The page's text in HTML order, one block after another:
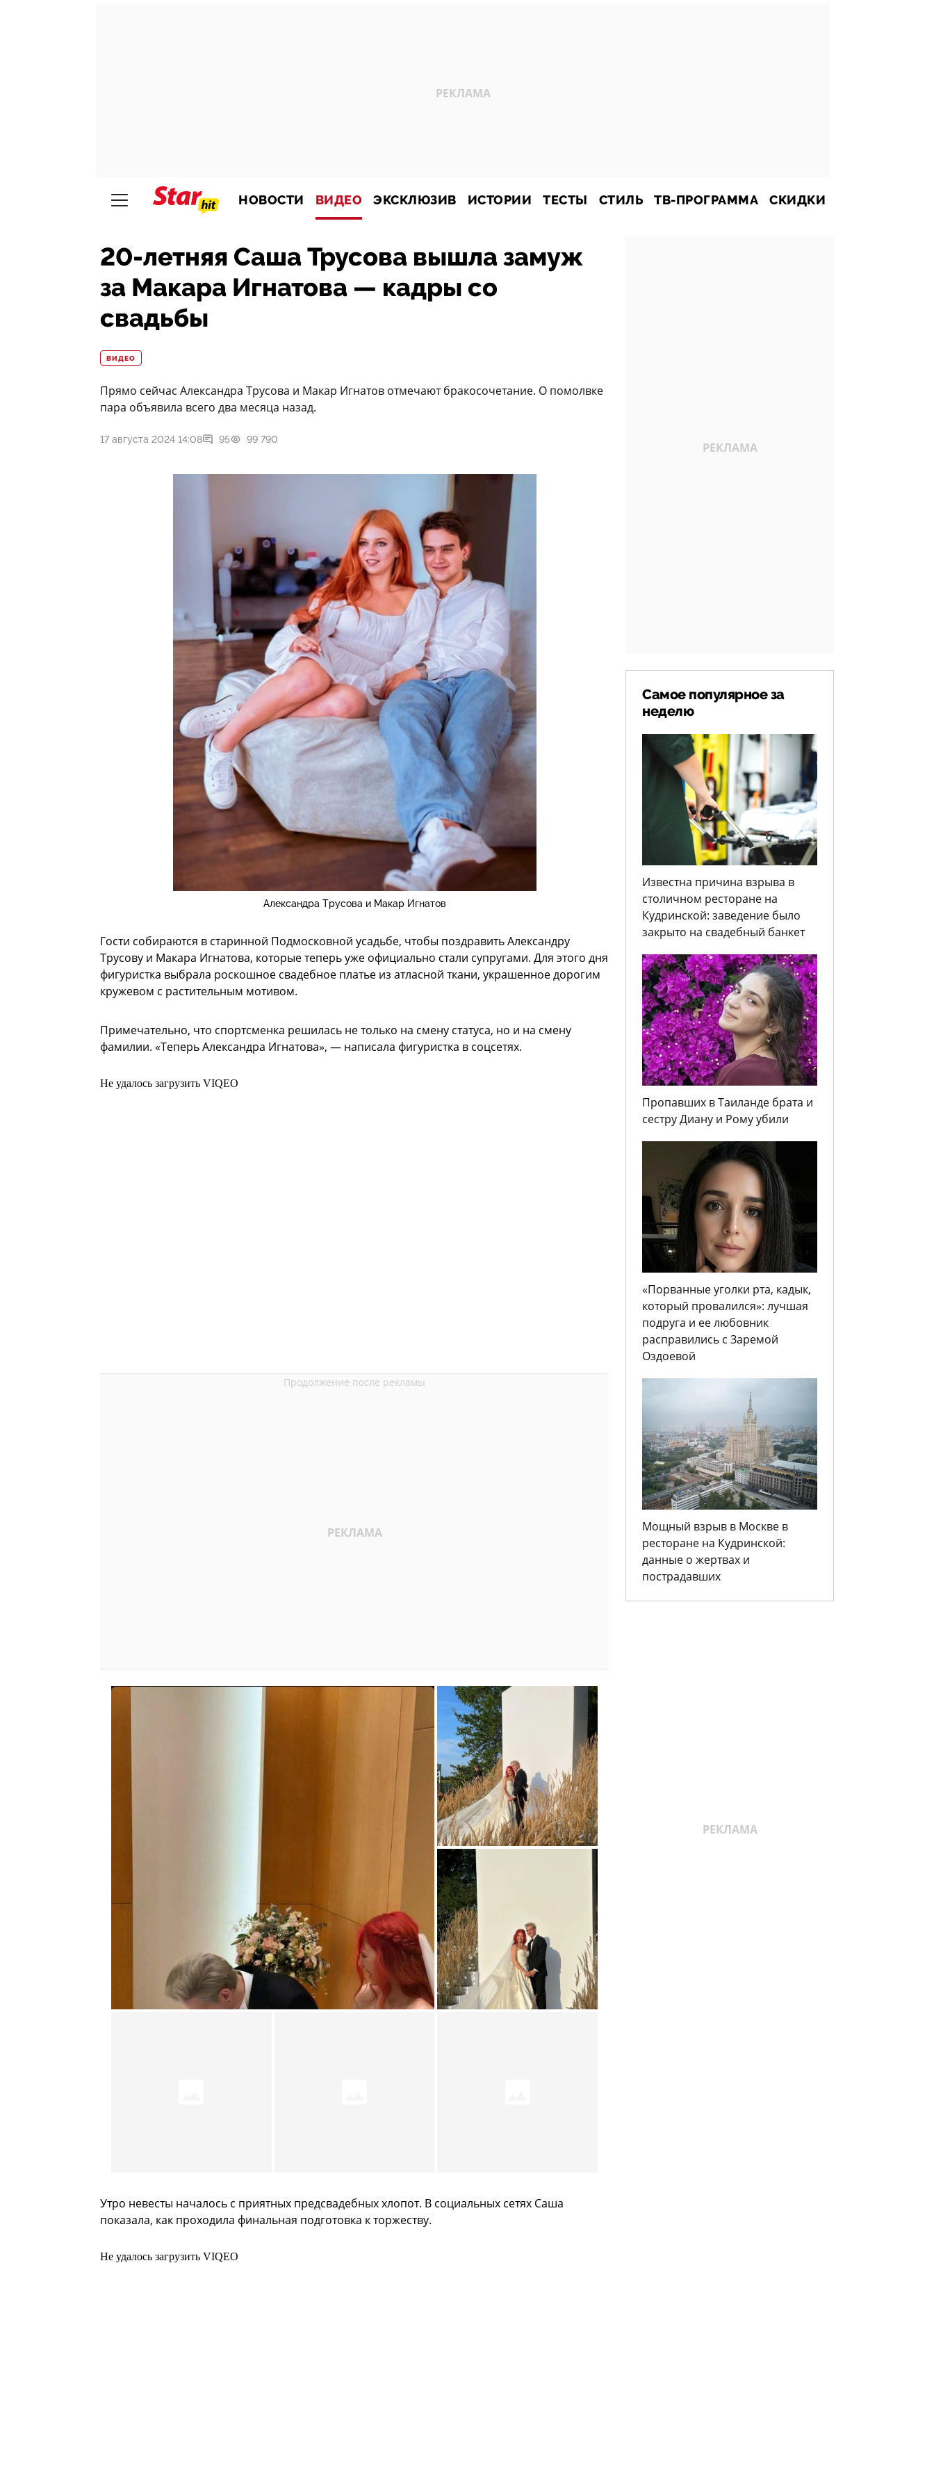
НОВОСТИ ВИДЕО ЭКСКЛЮЗИВ ИСТОРИИ ТЕСТЫ СТИЛЬ ТВ-ПРОГРАММА СКИДКИ
20-летняя Саша Трусова вышла замуж
за Макара Игнатова — кадры со
свадьбы
ВИДЕО
Прямо сейчас Александра Трусова и Макар Игнатов отмечают бракосочетание. О помолвке
пара объявила всего два месяца назад.
17 августа 2024 14:08 95 99 790
Александра Трусова и Макар Игнатов
Гости собираются в старинной Подмосковной усадьбе, чтобы поздравить Александру
Трусову и Макара Игнатова, которые теперь уже официально стали супругами. Для этого дня
фигуристка выбрала роскошное свадебное платье из атласной ткани, украшенное дорогим
кружевом с растительным мотивом.
Примечательно, что спортсменка решилась не только на смену статуса, но и на смену
фамилии. «Теперь Александра Игнатова», — написала фигуристка в соцсетях.
Не удалось загрузить VIQEO
Утро невесты началось с приятных предсвадебных хлопот. В социальных сетях Саша
показала, как проходила финальная подготовка к торжеству.
Не удалось загрузить VIQEO
Самое популярное за
неделю
Известна причина взрыва в
столичном ресторане на
Кудринской: заведение было
закрыто на свадебный банкет
Пропавших в Таиланде брата и
сестру Диану и Рому убили
«Порванные уголки рта, кадык,
который провалился»: лучшая
подруга и ее любовник
расправились с Заремой
Оздоевой
Мощный взрыв в Москве в
ресторане на Кудринской:
данные о жертвах и
пострадавших